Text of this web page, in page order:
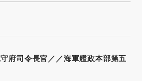
府司令長官／／海軍艦政本部第五